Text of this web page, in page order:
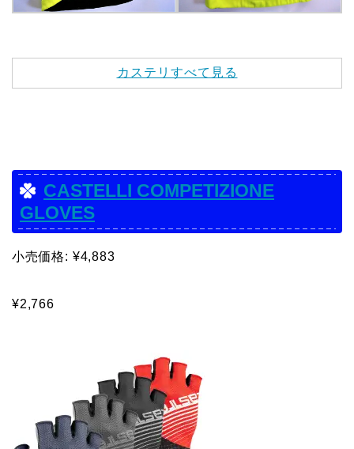
カステリすべて見る
CASTELLI COMPETIZIONE
GLOVES
小売価格: ¥4,883
¥2,766